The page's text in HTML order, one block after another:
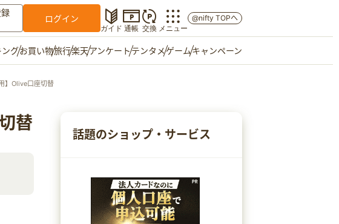
ログイン
ガイド 通帳 交換 メニュー
@nifty TOPへ
ングお買い物旅行楽天アンケートテンタメゲームキャンペーン
】Olive口座切替
替
話題のショップ・サービス